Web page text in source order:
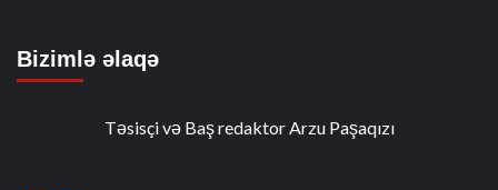
Bizimlə əlaqə
Təsisçi və Baş redaktor Arzu Paşaqızı